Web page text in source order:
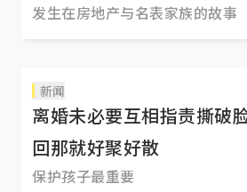
发生在房地产与名表家族的故事
新闻
离婚未必要互相指责撕
回那就好聚好散
保护孩子最重要